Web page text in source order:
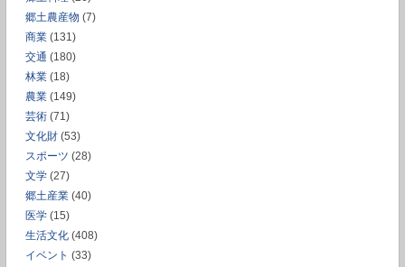
郷土農産物 (7)
商業 (131)
交通 (180)
林業 (18)
農業 (149)
芸術 (71)
文化財 (53)
スポーツ (28)
文学 (27)
郷土産業 (40)
医学 (15)
生活文化 (408)
イベント (33)